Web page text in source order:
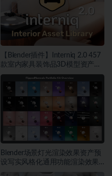
【Blender插件】Interniq 2.0 457
款室内家具装饰品3D模型资产库
预设
Blender场景灯光渲染效果资产预
设写实风格化通用功能渲染效果